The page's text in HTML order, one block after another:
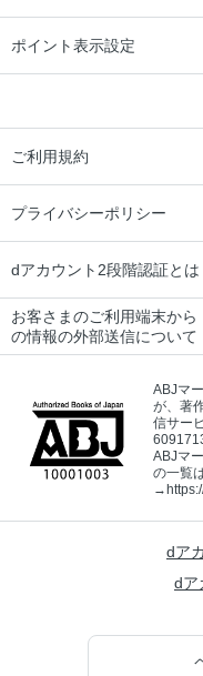
ポイント表示設定
ご利用規約
プライバシーポリシー
dアカウント2段階認証とは
お客さまのご利用端末から
の情報の外部送信について
ABJマ
が、著
信サー
ABJマ
の一覧
→
dア
dア